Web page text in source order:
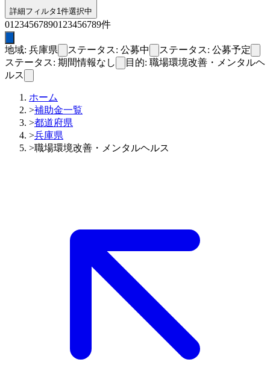
詳細フィルタ 1件選択中
01 2345678901 23456789件
地域: 兵庫県 ステータス: 公募中
ステータス: 公募予定
ステータス: 期間情報なし
目的: 職場環境改善・メンタルヘ
ルス
ホーム
>補助金一覧
>都道府県
>兵庫県
>職場環境改善・メンタルヘルス